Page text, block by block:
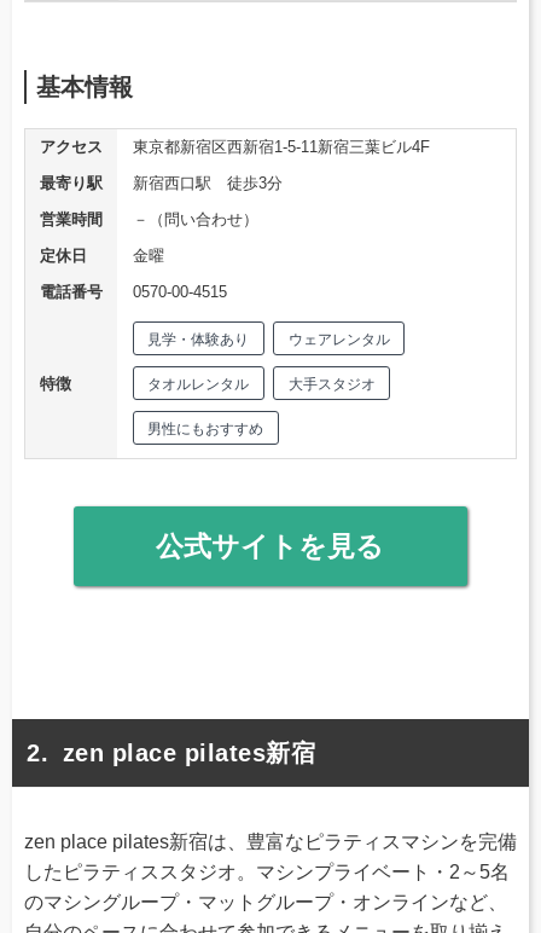
基本情報
アクセス
東京都新宿区西新宿1-5-11新宿三葉ビル4F
最寄り駅
新宿西口駅 徒歩3分
営業時間
－（問い合わせ）
定休日
金曜
電話番号
0570-00-4515
特徴
見学・体験あり ウェアレンタル
タオルレンタル 大手スタジオ
男性にもおすすめ
公式サイトを見る
zen place pilates新宿
zen place pilates新宿は、豊富なピラティスマシンを完備
したピラティススタジオ。マシンプライベート・2～5名
のマシングループ・マットグループ・オンラインなど、